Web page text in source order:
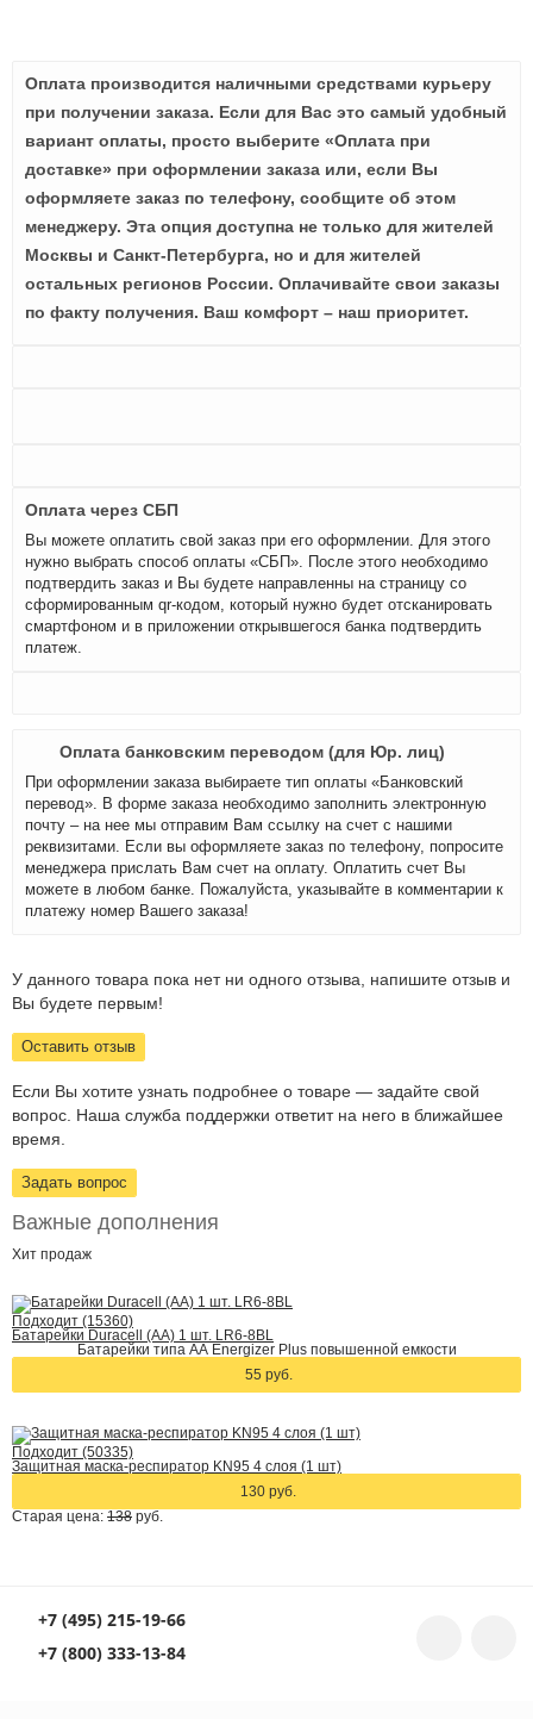
Оплата производится наличными средствами курьеру
при получении заказа. Если для Вас это самый удобный
вариант оплаты, просто выберите «Оплата при
доставке» при оформлении заказа или, если Вы
оформляете заказ по телефону, сообщите об этом
менеджеру. Эта опция доступна не только для жителей
Москвы и Санкт-Петербурга, но и для жителей
остальных регионов России. Оплачивайте свои заказы
по факту получения. Ваш комфорт – наш приоритет.
Оплата через СБП
Вы можете оплатить свой заказ при его оформлении. Для этого
нужно выбрать способ оплаты «СБП». После этого необходимо
подтвердить заказ и Вы будете направленны на страницу со
сформированным qr-кодом, который нужно будет отсканировать
смартфоном и в приложении открывшегося банка подтвердить
платеж.
Оплата банковским переводом (для Юр. лиц)
При оформлении заказа выбираете тип оплаты «Банковский
перевод». В форме заказа необходимо заполнить электронную
почту – на нее мы отправим Вам ссылку на счет с нашими
реквизитами. Если вы оформляете заказ по телефону, попросите
менеджера прислать Вам счет на оплату. Оплатить счет Вы
можете в любом банке. Пожалуйста, указывайте в комментарии к
платежу номер Вашего заказа!
У данного товара пока нет ни одного отзыва, напишите отзыв и
Вы будете первым!
Оставить отзыв
Если Вы хотите узнать подробнее о товаре — задайте свой
вопрос. Наша служба поддержки ответит на него в ближайшее
время.
Задать вопрос
Важные дополнения
Хит продаж
Подходит (15360)
Батарейки Duracell (АА) 1 шт. LR6-8BL
Батарейки типа АА Energizer Plus повышенной емкости
55 руб.
Подходит (50335)
Защитная маска-респиратор KN95 4 слоя (1 шт)
130 руб.
Старая цена: 138 руб.
+7 (495) 215-19-66
+7 (800) 333-13-84